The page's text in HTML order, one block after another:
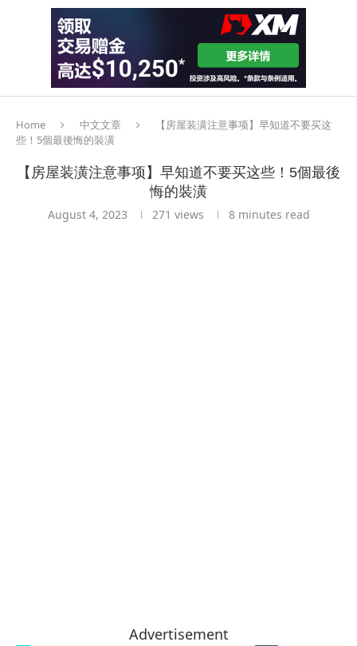
Home 中文文章
【房屋装潢注意事项】早知道不要买这
些！5個最後悔的裝潢
【房屋装潢注意事项】早知道不要买这些！5個最後
悔的裝潢
August 4, 2023 271 views 8 minutes read
Advertisement